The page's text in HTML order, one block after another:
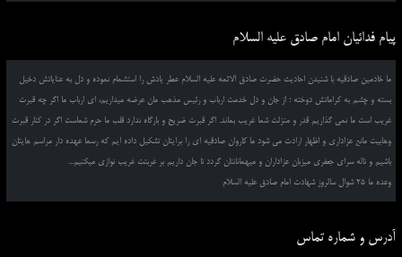
پیام فدائیان امام صادق علیه السلام
ما خادمین صادقیه با شنیدن احادیث حضرت صادق الائمه علیه السلام عطر یادش را استشمام نموده و دل به عنایاتش دخیل
بسته و چشم به کراماتش دوخته ؛ از جان و دل خدمت ارباب و رئیس مذهب مان عرضه میداریم، ای ارباب ما اگر چه قبرت
غریب است ما نمی گذاریم قدر و منزلت شما غریب بماند. اگر قبرت ضریح و بارگاه ندارد قلب ما حرم شماست اگر در کنار قبرت
وهابیت مانع عزاداری و اظهار ارادت می شود ما کاروان صادقیه ای را برایتان تشکیل داده ایم که رسما عهده دار مراسم هایتان
باشیم و ناله سرای جعفری میزبان عزاداران و میهمانانتان گردد تا جان داریم بر غربتت غریب نوازی میکنیم...
وعده ما 25 شوال سالروز شهادت امام صادق علیه السلام
آدرس و شماره تماس